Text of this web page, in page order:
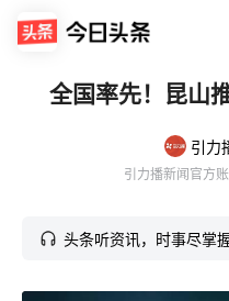
全国率先！昆山
引力
引力播新闻官方
头条听资讯，时事尽掌